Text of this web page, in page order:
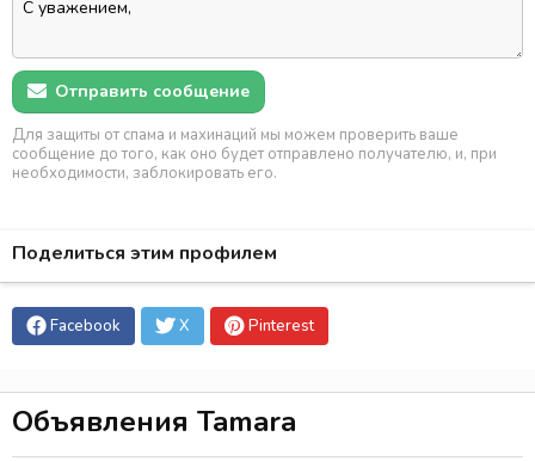
Отправить сообщение
Для защиты от спама и махинаций мы можем проверить ваше
сообщение до того, как оно будет отправлено получателю, и, при
необходимости, заблокировать его.
Поделиться этим профилем
Facebook X Pinterest
Объявления Tamara